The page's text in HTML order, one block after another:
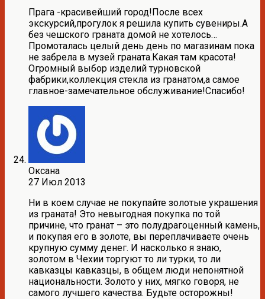
Прага -красивейший город!После всех
экскурсий,прогулок я решила купить сувениры.А
без чешского граната домой не хотелось…
Промоталась целый день день по магазинам пока
не забрела в музей граната.Какая там красота!
Огромный выбор изделий турновской
фабрики,коллекция стекла из гранатом,а самое
главное-замечательное обслуживание!Спасибо!
Оксана
27 Июл 2013
Ни в коем случае не покупайте золотые украшения
из граната! Это невыгодная покупка по той
причине, что гранат – это полудрагоценный камень,
и покупая его в золоте, вы переплачиваете очень
крупную сумму денег. И насколько я знаю,
золотом в Чехии торгуют то ли турки, то ли
кавказцы кавказцы, в общем люди непонятной
национальности. Золото у них, мягко говоря, не
самого лучшего качества. Будьте осторожны!